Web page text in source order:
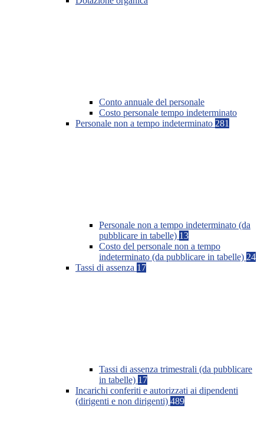
Conto annuale del personale
Costo personale tempo indeterminato
Personale non a tempo indeterminato 281
Personale non a tempo indeterminato (da
pubblicare in tabelle) 13
Costo del personale non a tempo
indeterminato (da pubblicare in tabelle) 24
Tassi di assenza 17
Tassi di assenza trimestrali (da pubblicare
in tabelle) 17
Incarichi conferiti e autorizzati ai dipendenti
(dirigenti e non dirigenti) 489